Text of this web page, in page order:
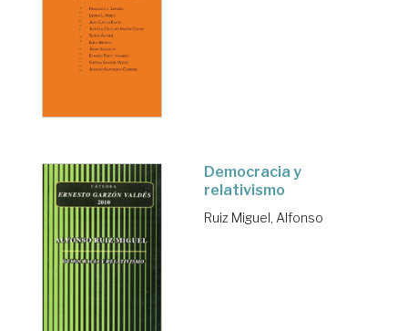
Democracia y
relativismo
Ruiz Miguel, Alfonso